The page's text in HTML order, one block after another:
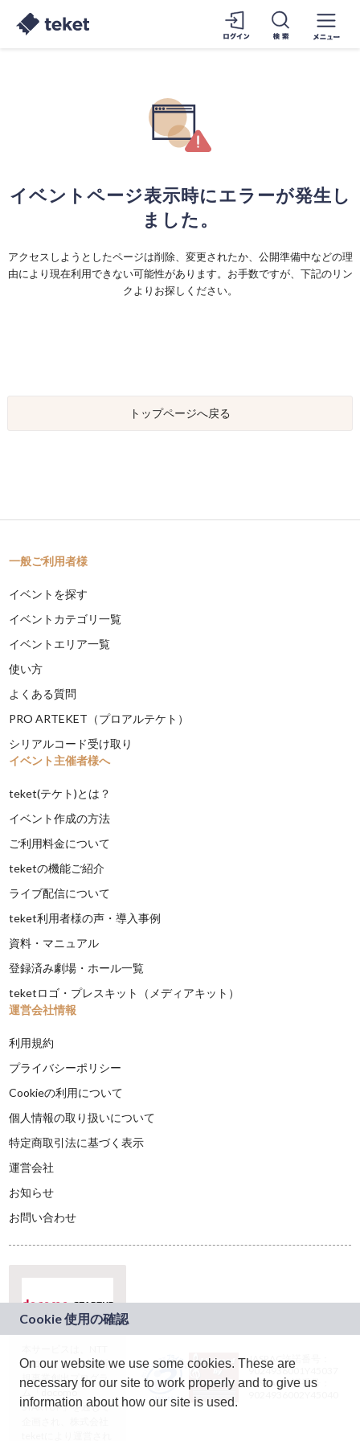
イベントページ表示時にエラーが発生し
ました。
アクセスしようとしたページは削除、変更されたか、公開準備中などの理
由により現在利用できない可能性があります。お手数ですが、下記のリン
クよりお探しください。
トップページへ戻る
一般ご利用者様
イベントを探す
イベントカテゴリ一覧
イベントエリア一覧
使い方
よくある質問
PRO ARTEKET（プロアルテケト）
シリアルコード受け取り
イベント主催者様へ
teket(テケト)とは？
イベント作成の方法
ご利用料金について
teketの機能ご紹介
ライブ配信について
teket利用者様の声・導入事例
資料・マニュアル
登録済み劇場・ホール一覧
teketロゴ・プレスキット（メディアキット）
運営会社情報
利用規約
プライバシーポリシー
Cookieの利用について
個人情報の取り扱いについて
特定商取引法に基づく表示
運営会社
お知らせ
お問い合わせ
ドコモグループの新
規事業創出プログラ
ム「docomo
STARTUP」を通じて
JASRAC許諾番号：
9024936001Y45037
JASRAC許諾番号：
On our website we use some cookies. These are
necessary for our site to work properly and to give us
information about how our site is used.